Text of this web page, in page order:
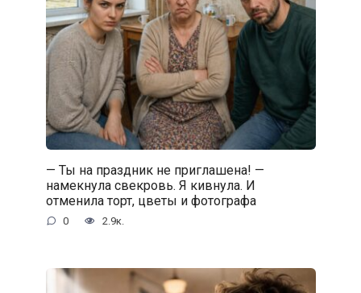
— Ты на праздник не приглашена! —
намекнула свекровь. Я кивнула. И
отменила торт, цветы и фотографа
0 2.9к.